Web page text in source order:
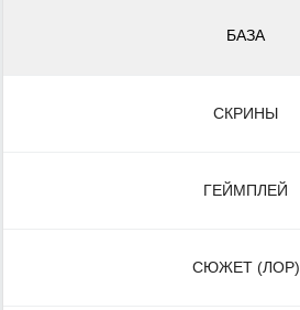
БАЗА
СКРИНЫ
ГЕЙМПЛЕЙ
СЮЖЕТ (ЛОР)